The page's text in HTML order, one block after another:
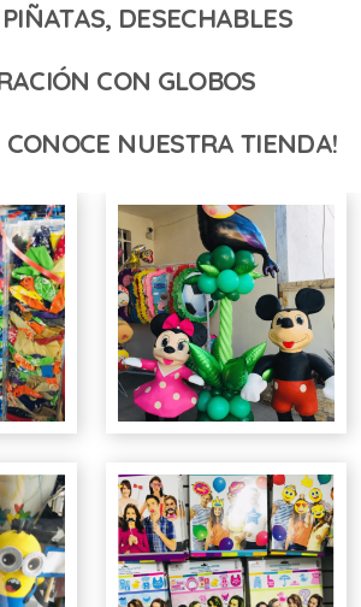
DESECHABLES
CON GLOBOS
CONOCE NUESTRA TIENDA!